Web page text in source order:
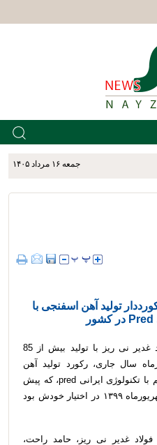
جمعه ۱۶ مرداد ۱۴۰۵
تولید آهن اسفنجی با
کارخانه احیاء مستقیم مجتمع فولاد غدیر نی ریز با تولید بیش از 85
سال جاری، رکورد تولید آهن
اسفنجی بین واحدهای احیاء مستقیم با تکنولوژی ایرانی pred، که پیش
از این نیز با تولید ۸۴۱۸۸ تن در شهریورماه ۱۳۹۹ در اختیار خودش بود
غدیر نی ریز، حامد راحت،